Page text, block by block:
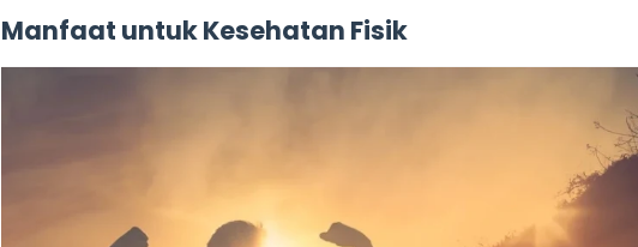
Manfaat untuk Kesehatan Fisik